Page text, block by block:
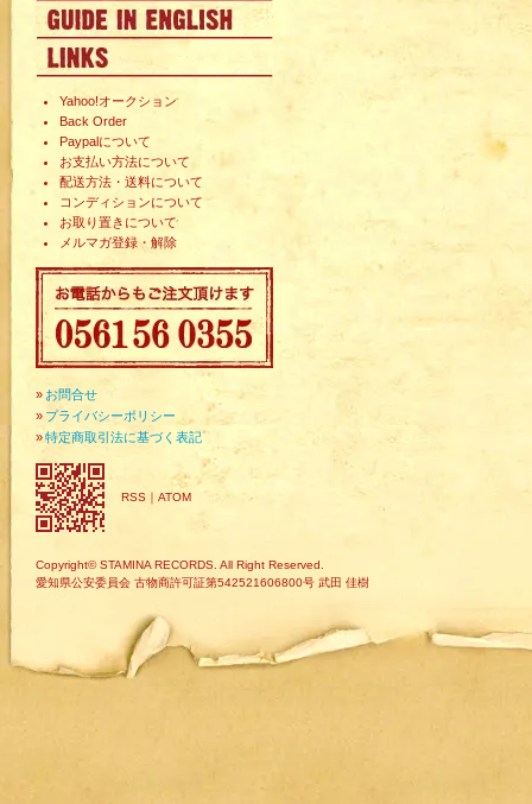
Yahoo!オークション
Back Order
Paypalについて
お支払い方法について
配送方法・送料について
コンディションについて
お取り置きについて
メルマガ登録・解除
» お問合せ
» プライバシーポリシー
»特定商取引法に基づく表記
RSS ｜ ATOM
Copyright© STAMINA RECORDS. All Right Reserved.
愛知県公安委員会 古物商許可証第542521606800号 武田 佳樹